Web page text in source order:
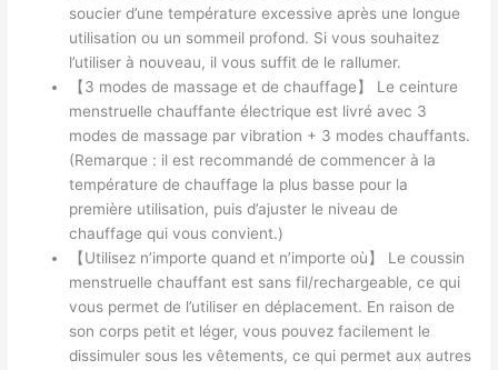
soucier d’une température excessive après une longue
utilisation ou un sommeil profond. Si vous souhaitez
l’utiliser à nouveau, il vous suffit de le rallumer.
【3 modes de massage et de chauffage】 Le ceinture
menstruelle chauffante électrique est livré avec 3
modes de massage par vibration + 3 modes chauffants.
(Remarque : il est recommandé de commencer à la
température de chauffage la plus basse pour la
première utilisation, puis d’ajuster le niveau de
chauffage qui vous convient.)
【Utilisez n’importe quand et n’importe où】 Le coussin
menstruelle chauffant est sans fil/rechargeable, ce qui
vous permet de l’utiliser en déplacement. En raison de
son corps petit et léger, vous pouvez facilement le
dissimuler sous les vêtements, ce qui permet aux autres